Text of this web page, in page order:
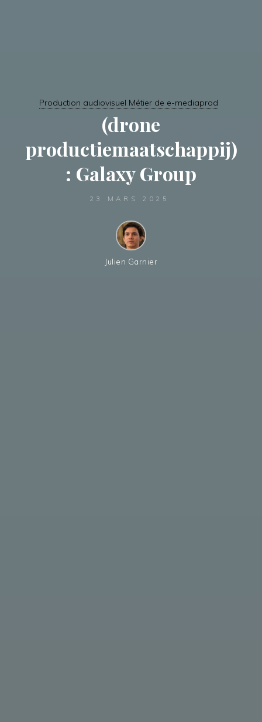
Production audiovisuel Métier de e-mediaprod
(drone
productiemaatschappij)
: Galaxy Group
23 MARS 2025
Julien Garnier